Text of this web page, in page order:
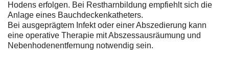
Hodens erfolgen. Bei Restharnbildung empfiehlt sich die
Anlage eines Bauchdeckenkatheters.
Bei ausgeprägtem Infekt oder einer Abszedierung kann
eine operative Therapie mit Abszessausräumung und
Nebenhodenentfernung notwendig sein.